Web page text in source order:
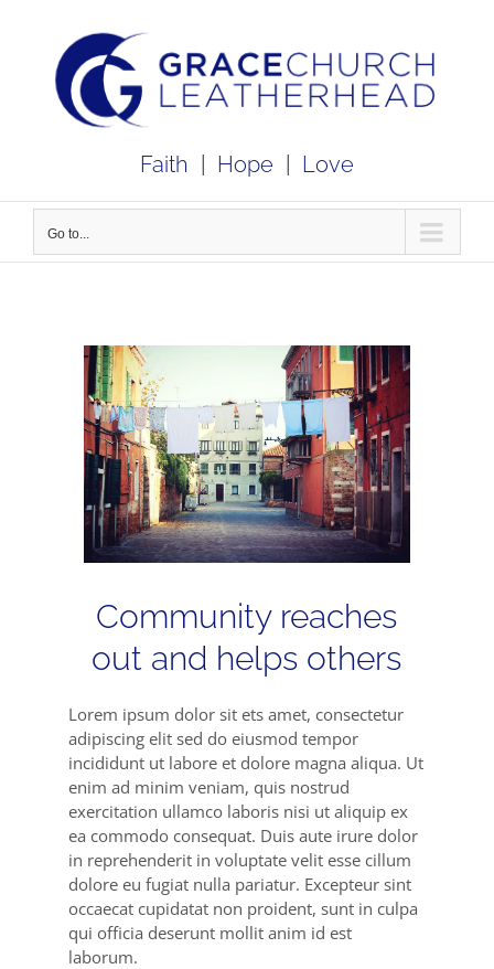
Faith Hope Love
Go to...
View
Larger
Image
Community reaches
out and helps others
Lorem ipsum dolor sit ets amet, consectetur
adipiscing elit sed do eiusmod tempor
incididunt ut labore et dolore magna aliqua. Ut
enim ad minim veniam, quis nostrud
exercitation ullamco laboris nisi ut aliquip ex
ea commodo consequat. Duis aute irure dolor
in reprehenderit in voluptate velit esse cillum
dolore eu fugiat nulla pariatur. Excepteur sint
occaecat cupidatat non proident, sunt in culpa
qui officia deserunt mollit anim id est
laborum.